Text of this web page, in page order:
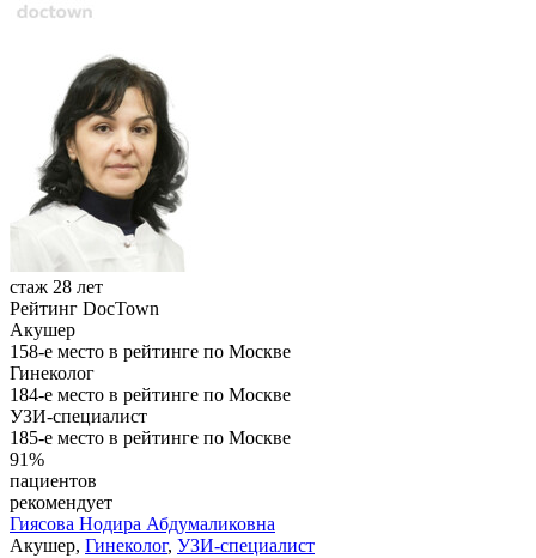
стаж 28 лет
Рейтинг DocTown
Акушер
158-е место в рейтинге по Москве
Гинеколог
184-е место в рейтинге по Москве
УЗИ-специалист
185-е место в рейтинге по Москве
91%
пациентов
рекомендует
Гиясова Нодира Абдумаликовна
Акушер, Гинеколог, УЗИ-специалист